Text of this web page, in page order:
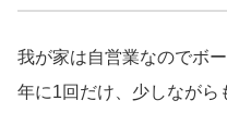
我が家は自営業なのでボ
年に1回だけ、少しながら